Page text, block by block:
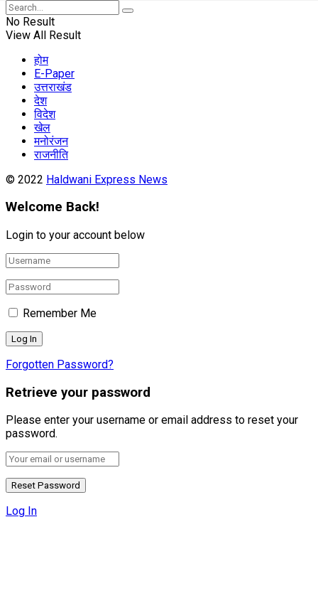
No Result
View All Result
होम
E-Paper
उत्तराखंड
देश
विदेश
खेल
मनोरंजन
राजनीति
© 2022 Haldwani Express News
Welcome Back!
Login to your account below
Remember Me
Forgotten Password?
Retrieve your password
Please enter your username or email address to reset your
password.
Log In